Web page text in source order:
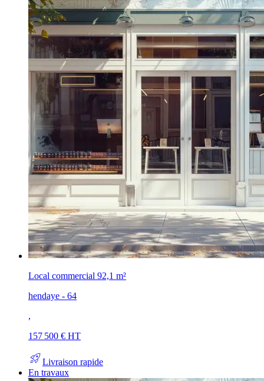
Local commercial 92,1 m²
hendaye - 64
,
157 500 € HT
rocket_launchLivraison rapide
En travaux